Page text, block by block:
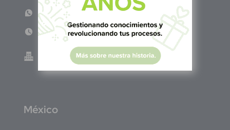
WhatsApp: +503 7687 3923
Lun - Vie 8:00am - 5:00pm
Green Know S.A de C.V - El Salvador 0614-
220118-102-0
México